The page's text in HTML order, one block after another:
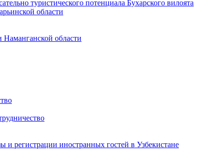
туристического потенциала Бухарского вилоята
области
Наманганской области
и регистрации иностранных гостей в Узбекистане